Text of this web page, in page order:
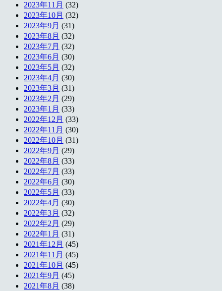
2023年11月 (32)
2023年10月 (32)
2023年9月 (31)
2023年8月 (32)
2023年7月 (32)
2023年6月 (30)
2023年5月 (32)
2023年4月 (30)
2023年3月 (31)
2023年2月 (29)
2023年1月 (33)
2022年12月 (33)
2022年11月 (30)
2022年10月 (31)
2022年9月 (29)
2022年8月 (33)
2022年7月 (33)
2022年6月 (30)
2022年5月 (33)
2022年4月 (30)
2022年3月 (32)
2022年2月 (29)
2022年1月 (31)
2021年12月 (45)
2021年11月 (45)
2021年10月 (45)
2021年9月 (45)
2021年8月 (38)